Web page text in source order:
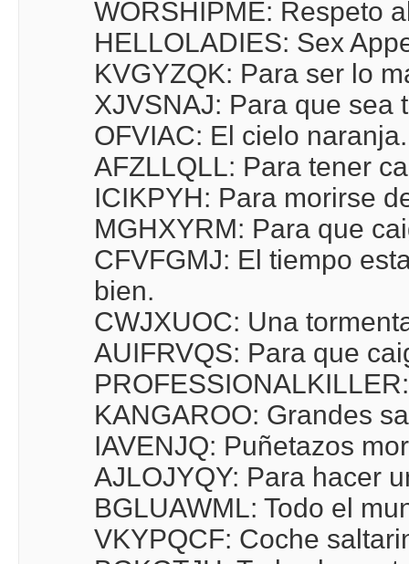
WORSHIPME: Respeto
HELLOLADIES: Sex
KVGYZQK: Para ser lo
XJVSNAJ: Para que sea
OFVIAC: El cielo naranja.
AFZLLQLL: Para tener
ICIKPYH: Para morirse
MGHXYRM: Para que
CFVFGMJ: El tiempo
bien.
CWJXUOC: Una
AUIFRVQS: Para que
KANGAROO: Grandes
IAVENJQ: Puñetazos
AJLOJYQY: Para hacer
BGLUAWML: Todo el
VKYPQCF: Coche